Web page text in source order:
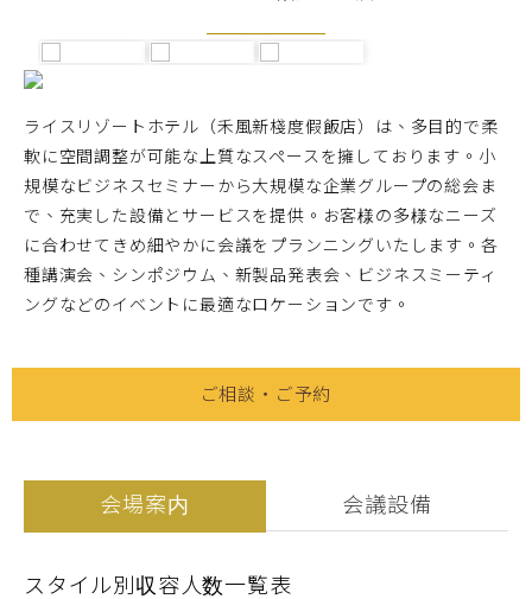
ライスリゾートホテル（禾風新棧度假飯店）は、多目的で柔
軟に空間調整が可能な上質なスペースを擁しております。小
規模なビジネスセミナーから大規模な企業グループの総会ま
で、充実した設備とサービスを提供。お客様の多様なニーズ
に合わせてきめ細やかに会議をプランニングいたします。各
種講演会、シンポジウム、新製品発表会、ビジネスミーティ
ングなどのイベントに最適なロケーションです。
ご相談・ご予約
会場案内 会議設備
スタイル別収容人数一覧表